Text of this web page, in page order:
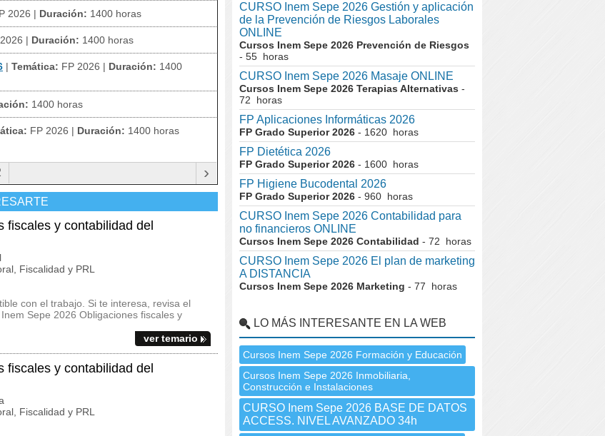
2026 | Duración: 1400 horas
| Duración: 1400 horas
| Temática: FP 2026 | Duración: 1400
1400 horas
FP 2026 | Duración: 1400 horas
›
fiscales y contabilidad del
Fiscalidad y PRL
con el trabajo. Si te interesa, revisa el
Sepe 2026 Obligaciones fiscales y
ver temario
fiscales y contabilidad del
Fiscalidad y PRL
CURSO Inem Sepe 2026 Gestión y aplicación
de la Prevención de Riesgos Laborales
ONLINE
Cursos Inem Sepe 2026 Prevención de Riesgos
- 55 horas
CURSO Inem Sepe 2026 Masaje ONLINE
Cursos Inem Sepe 2026 Terapias Alternativas -
72 horas
FP Aplicaciones Informáticas 2026
FP Grado Superior 2026 - 1620 horas
FP Dietética 2026
FP Grado Superior 2026 - 1600 horas
FP Higiene Bucodental 2026
FP Grado Superior 2026 - 960 horas
CURSO Inem Sepe 2026 Contabilidad para
no financieros ONLINE
Cursos Inem Sepe 2026 Contabilidad - 72 horas
CURSO Inem Sepe 2026 El plan de marketing
A DISTANCIA
Cursos Inem Sepe 2026 Marketing - 77 horas
LO MÁS INTERESANTE EN LA WEB
Cursos Inem Sepe 2026 Formación y Educación
Cursos Inem Sepe 2026 Inmobiliaria,
Construcción e Instalaciones
CURSO Inem Sepe 2026 BASE DE DATOS
ACCESS. NIVEL AVANZADO 34h